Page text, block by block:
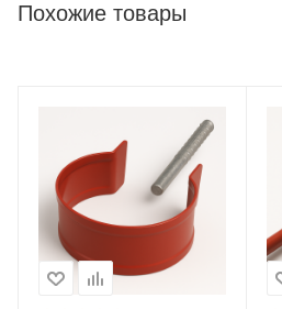
Похожие товары